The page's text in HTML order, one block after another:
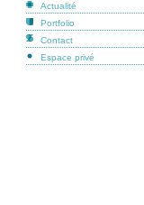
Actualité
Portfolio
Contact
Espace privé